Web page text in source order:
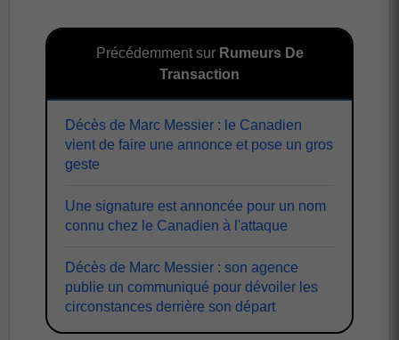
Précédemment sur Rumeurs De
Transaction
Décès de Marc Messier : le Canadien
vient de faire une annonce et pose un gros
geste
Une signature est annoncée pour un nom
connu chez le Canadien à l'attaque
Décès de Marc Messier : son agence
publie un communiqué pour dévoiler les
circonstances derrière son départ